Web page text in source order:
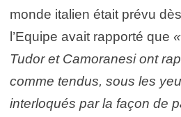
monde italien était prévu
l’Equipe avait rapporté que
Tudor et Camoranesi ont
comme tendus, sous les
interloqués par la façon de